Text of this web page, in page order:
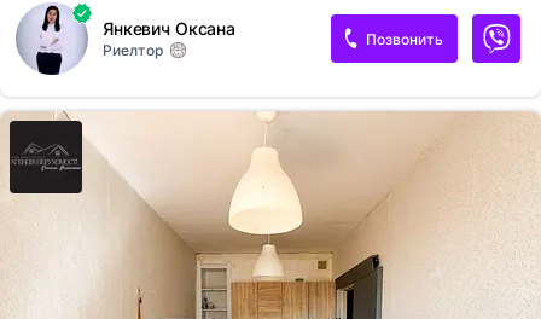
розведена електропроводка,вся каналізація, залиті стяжки.
Двохфункційний котел,панорамні вікна на першому поверсі,
мансардні вікна в кімнатах. З кухні і кімнати балкон. Є
кладовка,підвал. Район просто супер Тел [телефон скрыт]Оксана
Ключі на руках, огляд в зручний для Вас час ! Ціна 58000 євро
Янкевич Оксана
Риелтор
Позвонить